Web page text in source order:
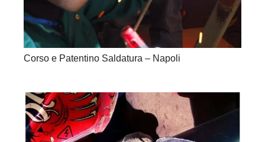
Corso e Patentino Saldatura – Napoli